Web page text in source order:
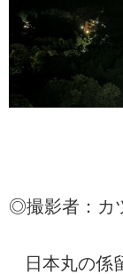
◎撮影者：カ
日本丸の係